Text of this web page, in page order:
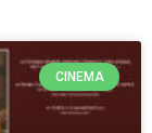
CINEMA